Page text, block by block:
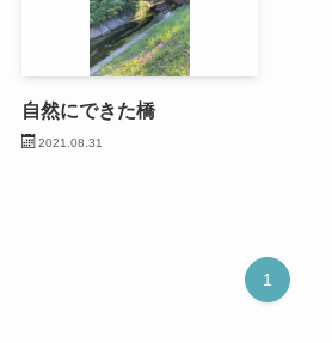
自然にできた橋
2021.08.31
1